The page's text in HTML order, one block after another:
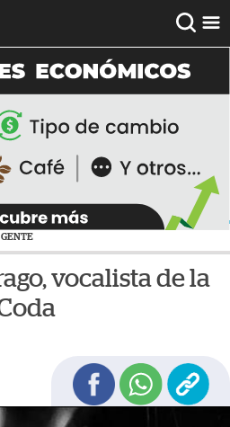
GENTE
vocalista de la